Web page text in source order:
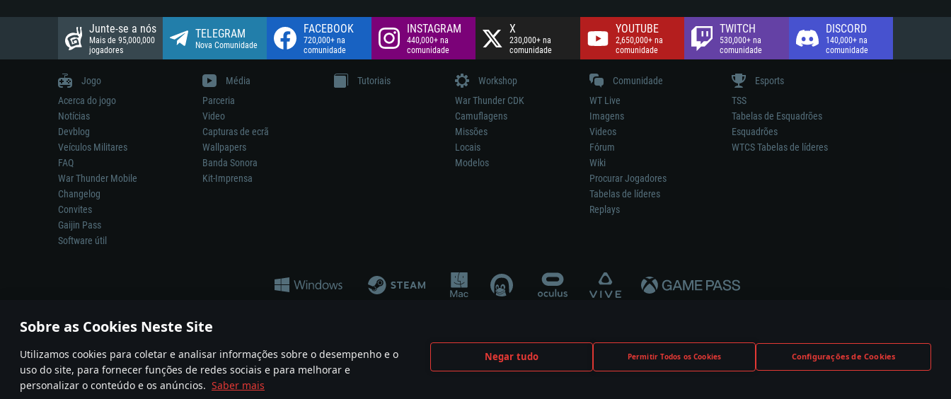
Sobre as Cookies Neste Site
Utilizamos cookies para coletar e analisar informações sobre o desempenho e o
uso do site, para fornecer funções de redes sociais e para melhorar e
personalizar o conteúdo e os anúncios. Saber mais
Negar tudo Permitir Todos os Cookies Configurações de Cookies
Junte-se a nós
Mais de 95,000,000
jogadores
TELEGRAM
Nova Comunidade
FACEBOOK
720,000+ na
comunidade
INSTAGRAM
440,000+ na
comunidade
X
230,000+ na
comunidade
YOUTUBE
2,650,000+ na
comunidade
TWITCH
530,000+ na
comunidade
DISCORD
140,000+ na
comunidade
Jogo
Acerca do jogo
Notícias
Devblog
Veículos Militares
FAQ
War Thunder Mobile
Changelog
Convites
Gaijin Pass
Software útil
Média
Parceria
Video
Capturas de ecrã
Wallpapers
Banda Sonora
Kit-Imprensa
Tutoriais
Workshop
War Thunder CDK
Camuflagens
Missões
Locais
Modelos
Comunidade
WT Live
Imagens
Videos
Fórum
Wiki
Procurar Jogadores
Tabelas de líderes
Replays
Esports
TSS
Tabelas de Esquadrões
Esquadrões
WTCS Tabelas de líderes
A reprodução de qualquer sistema de armas ou veículo neste jogo não significa participação no desenvolvimento, patrocínio ou aval do respetivo construtor.
© 2011—2026 Gaijin Games Kft. All trademarks, logos and brand names are the property of their respective owners.
Termos e condições Termos de Serviço